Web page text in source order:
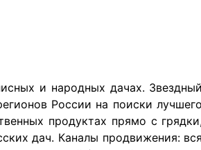
и народных дачах.
России на поиски
продуктах прямо с
дач. Каналы продвижения: